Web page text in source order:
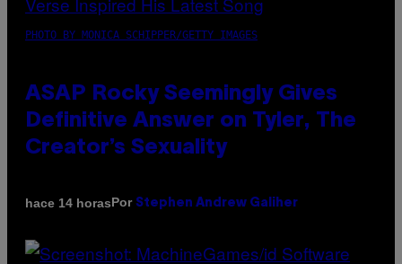
PHOTO BY MONICA SCHIPPER/GETTY IMAGES
ASAP Rocky Seemingly Gives
Definitive Answer on Tyler, The
Creator’s Sexuality
hace 14 horasPor Stephen Andrew Galiher